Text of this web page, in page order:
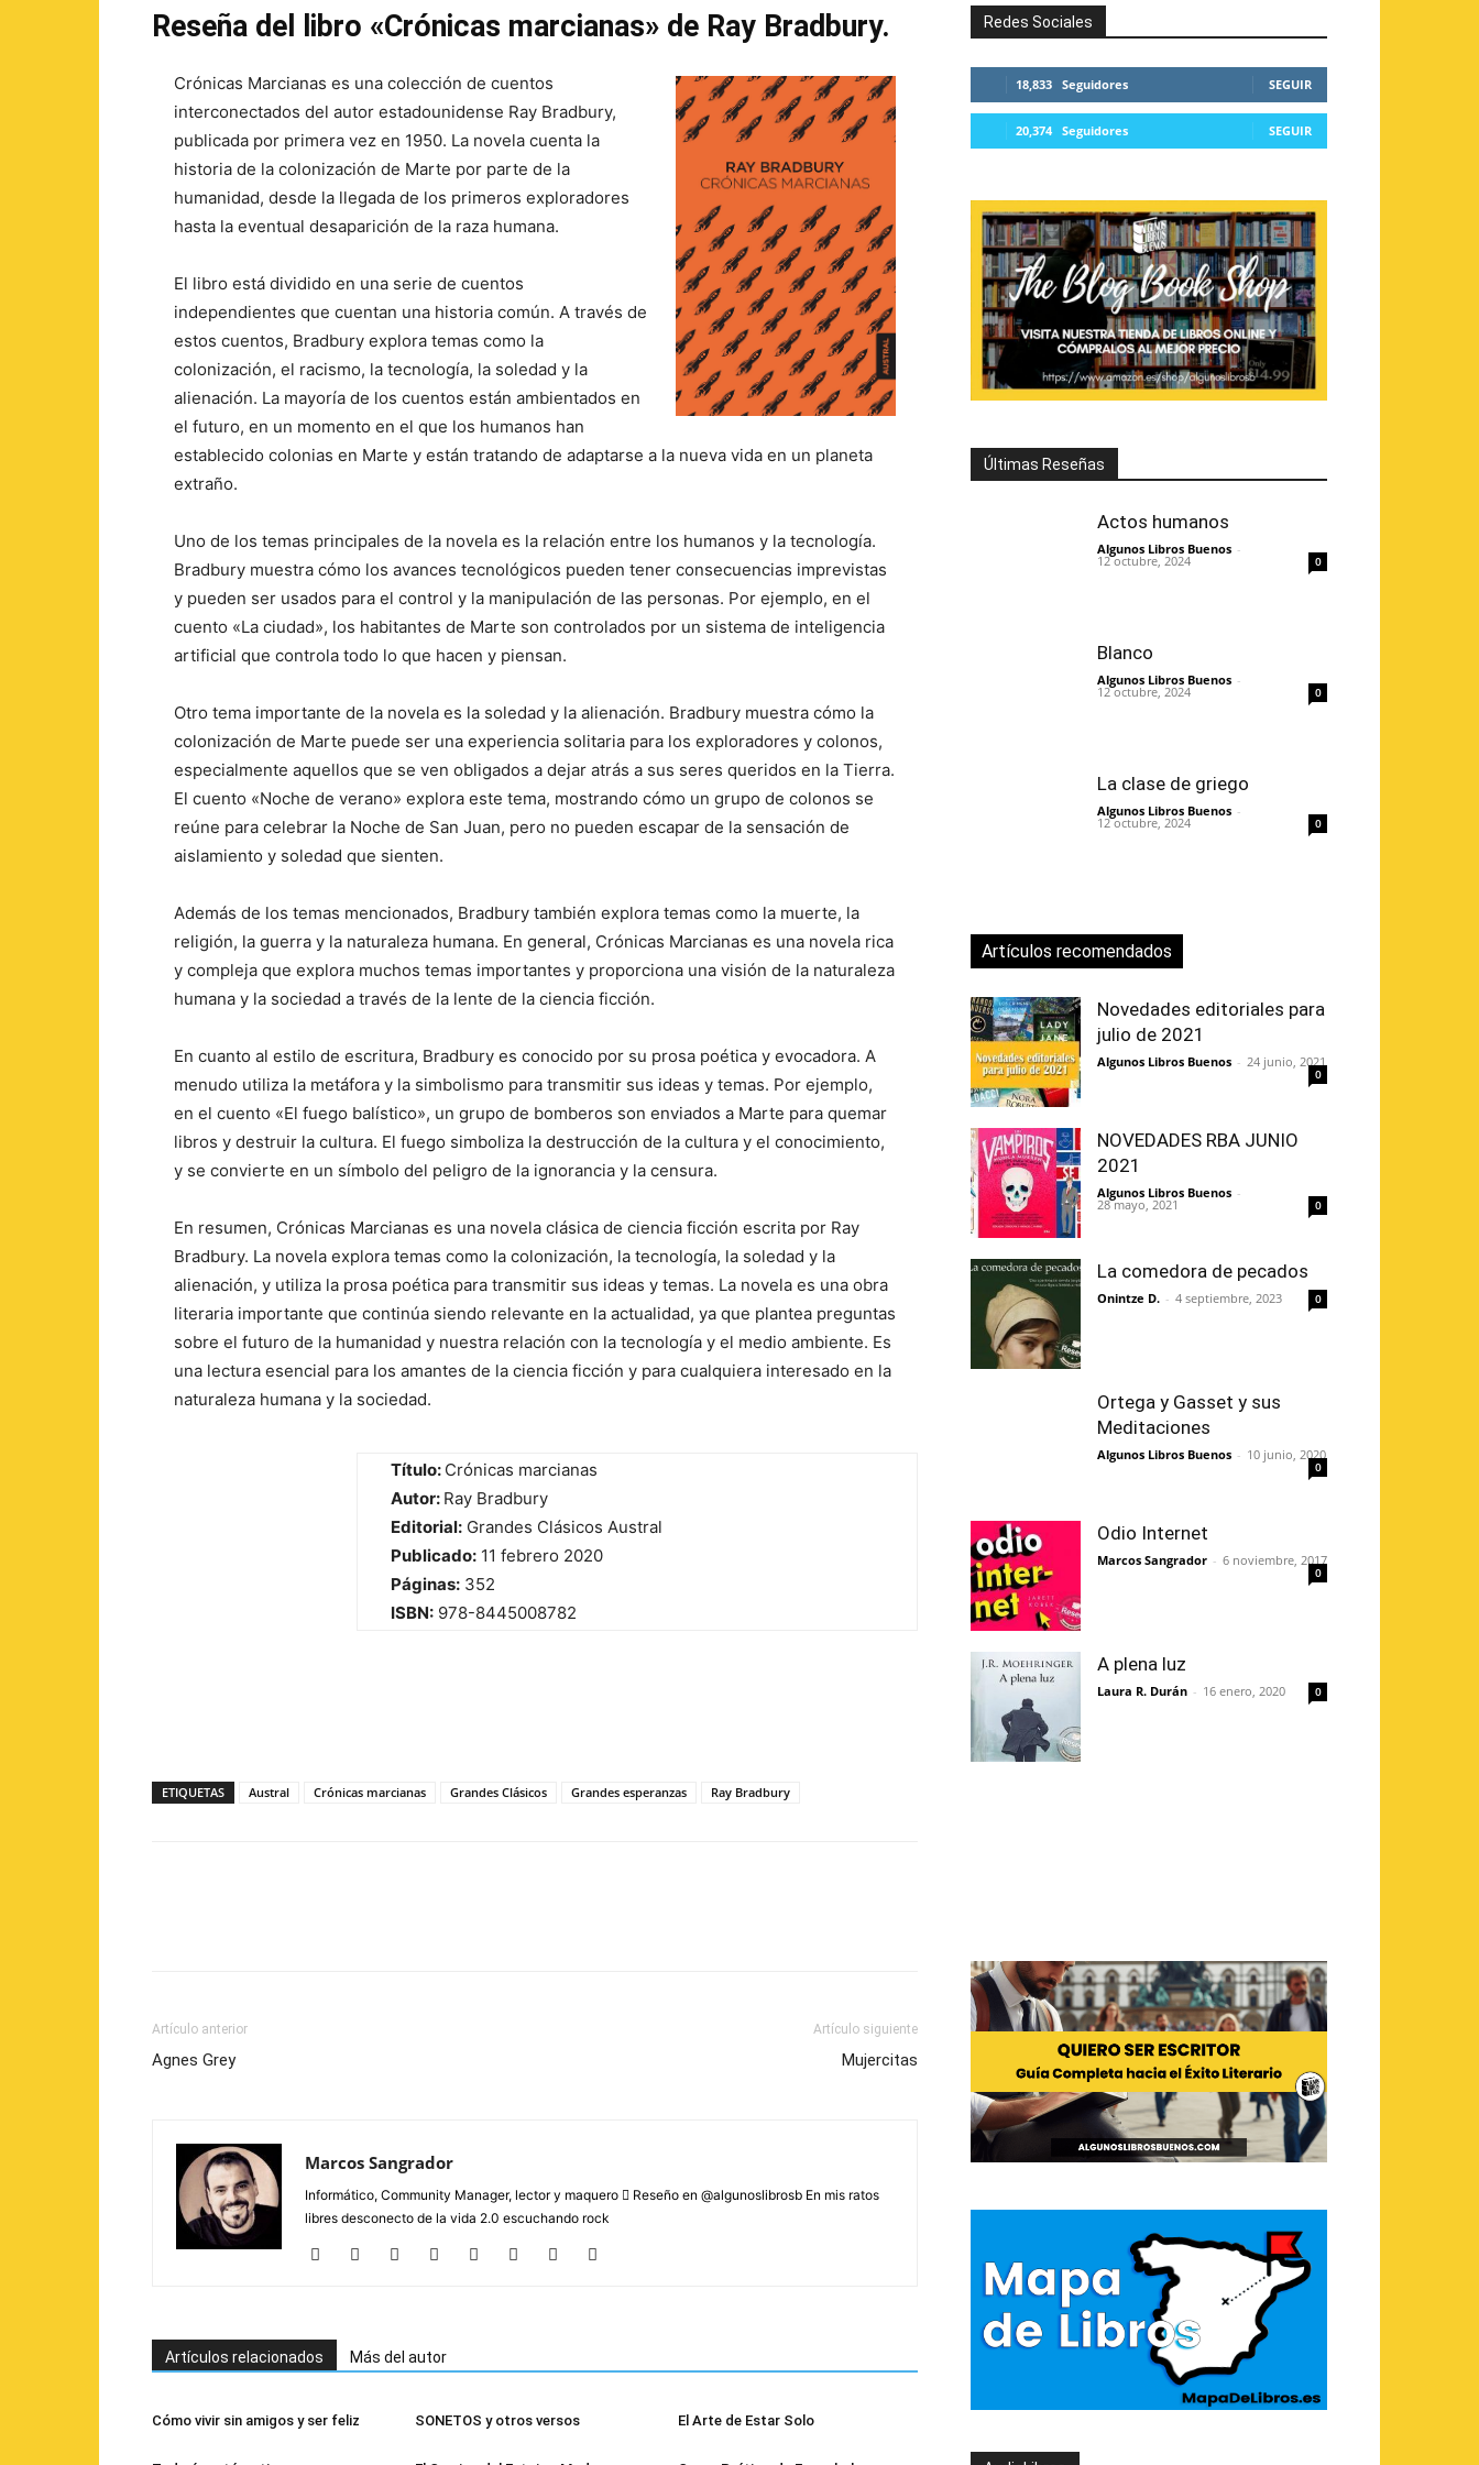
Reseña del libro «Crónicas marcianas» de Ray Bradbury.
Crónicas Marcianas es una colección de cuentos
interconectados del autor estadounidense Ray Bradbury,
publicada por primera vez en 1950. La novela cuenta la
historia de la colonización de Marte por parte de la
humanidad, desde la llegada de los primeros exploradores
hasta la eventual desaparición de la raza humana.
El libro está dividido en una serie de cuentos
independientes que cuentan una historia común. A través de
estos cuentos, Bradbury explora temas como la
colonización, el racismo, la tecnología, la soledad y la
alienación. La mayoría de los cuentos están ambientados en
el futuro, en un momento en el que los humanos han
establecido colonias en Marte y están tratando de adaptarse a la nueva vida en un planeta
extraño.
Uno de los temas principales de la novela es la relación entre los humanos y la tecnología.
Bradbury muestra cómo los avances tecnológicos pueden tener consecuencias imprevistas
y pueden ser usados para el control y la manipulación de las personas. Por ejemplo, en el
cuento «La ciudad», los habitantes de Marte son controlados por un sistema de inteligencia
artificial que controla todo lo que hacen y piensan.
Otro tema importante de la novela es la soledad y la alienación. Bradbury muestra cómo la
colonización de Marte puede ser una experiencia solitaria para los exploradores y colonos,
especialmente aquellos que se ven obligados a dejar atrás a sus seres queridos en la Tierra.
El cuento «Noche de verano» explora este tema, mostrando cómo un grupo de colonos se
reúne para celebrar la Noche de San Juan, pero no pueden escapar de la sensación de
aislamiento y soledad que sienten.
Además de los temas mencionados, Bradbury también explora temas como la muerte, la
religión, la guerra y la naturaleza humana. En general, Crónicas Marcianas es una novela rica
y compleja que explora muchos temas importantes y proporciona una visión de la naturaleza
humana y la sociedad a través de la lente de la ciencia ficción.
En cuanto al estilo de escritura, Bradbury es conocido por su prosa poética y evocadora. A
menudo utiliza la metáfora y la simbolismo para transmitir sus ideas y temas. Por ejemplo,
en el cuento «El fuego balístico», un grupo de bomberos son enviados a Marte para quemar
libros y destruir la cultura. El fuego simboliza la destrucción de la cultura y el conocimiento,
y se convierte en un símbolo del peligro de la ignorancia y la censura.
En resumen, Crónicas Marcianas es una novela clásica de ciencia ficción escrita por Ray
Bradbury. La novela explora temas como la colonización, la tecnología, la soledad y la
alienación, y utiliza la prosa poética para transmitir sus ideas y temas. La novela es una obra
literaria importante que continúa siendo relevante en la actualidad, ya que plantea preguntas
sobre el futuro de la humanidad y nuestra relación con la tecnología y el medio ambiente. Es
una lectura esencial para los amantes de la ciencia ficción y para cualquiera interesado en la
naturaleza humana y la sociedad.
Título: Crónicas marcianas
Autor: Ray Bradbury
Editorial: Grandes Clásicos Austral
Publicado: 11 febrero 2020
Páginas: 352
ISBN: 978-8445008782
ETIQUETAS Austral Crónicas marcianas Grandes Clásicos Grandes esperanzas Ray Bradbury
Artículo anterior
Agnes Grey
Artículo siguiente
Mujercitas
Marcos Sangrador
Informático, Community Manager, lector y maquero  Reseño en @algunoslibrosb En mis ratos
libres desconecto de la vida 2.0 escuchando rock
Artículos relacionados Más del autor
Cómo vivir sin amigos y ser feliz SONETOS y otros versos El Arte de Estar Solo
Redes Sociales
18,833 Seguidores SEGUIR
20,374 Seguidores SEGUIR
Últimas Reseñas
Actos humanos
Algunos Libros Buenos -
12 octubre, 2024 0
Blanco
Algunos Libros Buenos -
12 octubre, 2024 0
La clase de griego
Algunos Libros Buenos -
12 octubre, 2024 0
Artículos recomendados
Novedades editoriales para
julio de 2021
Algunos Libros Buenos - 24 junio, 2021
0
NOVEDADES RBA JUNIO
2021
Algunos Libros Buenos -
28 mayo, 2021 0
La comedora de pecados
Onintze D. - 4 septiembre, 2023 0
Ortega y Gasset y sus
Meditaciones
Algunos Libros Buenos - 10 junio, 2020
0
Odio Internet
Marcos Sangrador - 6 noviembre, 2017
0
A plena luz
Laura R. Durán - 16 enero, 2020 0